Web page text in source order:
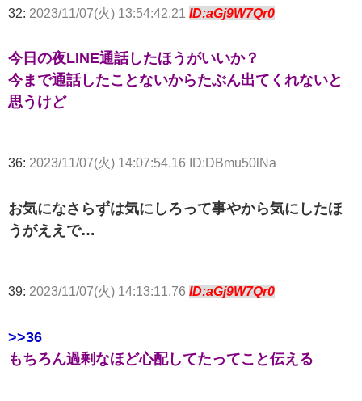
32: 2023/11/07(火) 13:54:42.21 ID:aGj9W7Qr0
今日の夜LINE通話したほうがいいか？
今まで通話したことないからたぶん出てくれないと
思うけど
36: 2023/11/07(火) 14:07:54.16 ID:DBmu50lNa
お気になさらずは気にしろって事やから気にしたほ
うがええで…
39: 2023/11/07(火) 14:13:11.76 ID:aGj9W7Qr0
>>36
もちろん過剰なほど心配してたってこと伝える